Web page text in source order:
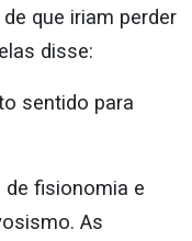
que iriam perder
disse:
sentido para
de fisionomia e
As